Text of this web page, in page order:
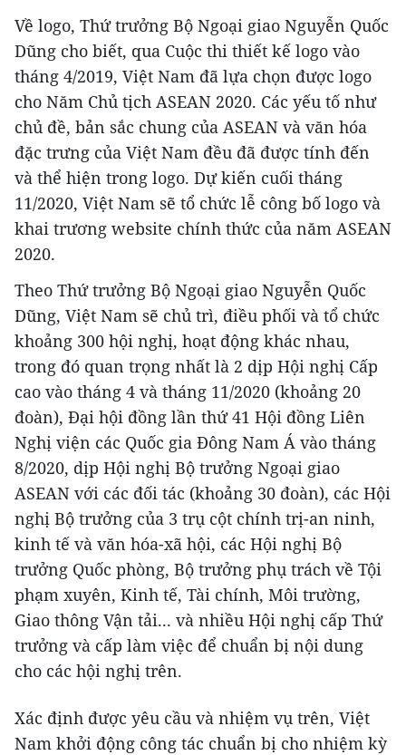
Về logo, Thứ trưởng Bộ Ngoại giao Nguyễn Quốc
Dũng cho biết, qua Cuộc thi thiết kế logo vào
tháng 4/2019, Việt Nam đã lựa chọn được logo
cho Năm Chủ tịch ASEAN 2020. Các yếu tố như
chủ đề, bản sắc chung của ASEAN và văn hóa
đặc trưng của Việt Nam đều đã được tính đến
và thể hiện trong logo. Dự kiến cuối tháng
11/2020, Việt Nam sẽ tổ chức lễ công bố logo và
khai trương website chính thức của năm ASEAN
2020.
Theo Thứ trưởng Bộ Ngoại giao Nguyễn Quốc
Dũng, Việt Nam sẽ chủ trì, điều phối và tổ chức
khoảng 300 hội nghị, hoạt động khác nhau,
trong đó quan trọng nhất là 2 dịp Hội nghị Cấp
cao vào tháng 4 và tháng 11/2020 (khoảng 20
đoàn), Đại hội đồng lần thứ 41 Hội đồng Liên
Nghị viện các Quốc gia Đông Nam Á vào tháng
8/2020, dịp Hội nghị Bộ trưởng Ngoại giao
ASEAN với các đối tác (khoảng 30 đoàn), các Hội
nghị Bộ trưởng của 3 trụ cột chính trị-an ninh,
kinh tế và văn hóa-xã hội, các Hội nghị Bộ
trưởng Quốc phòng, Bộ trưởng phụ trách về Tội
phạm xuyên, Kinh tế, Tài chính, Môi trường,
Giao thông Vận tải... và nhiều Hội nghị cấp Thứ
trưởng và cấp làm việc để chuẩn bị nội dung
cho các hội nghị trên.
Xác định được yêu cầu và nhiệm vụ trên, Việt
Nam khởi động công tác chuẩn bị cho nhiệm kỳ